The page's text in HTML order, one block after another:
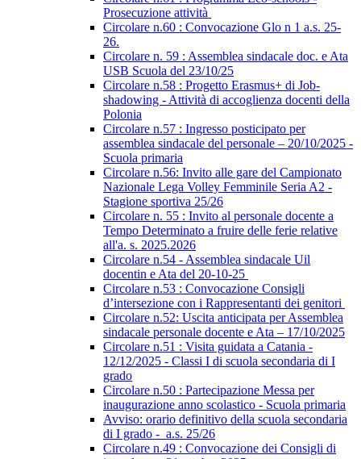
Prosecuzione attività
Circolare n.60 : Convocazione Glo n 1 a.s. 25-
26.
Circolare n. 59 : Assemblea sindacale doc. e Ata
USB Scuola del 23/10/25
Circolare n.58 : Progetto Erasmus+ di Job-
shadowing - Attività di accoglienza docenti della
Polonia
Circolare n.57 : Ingresso posticipato per
assemblea sindacale del personale – 20/10/2025 -
Scuola primaria
Circolare n.56: Invito alle gare del Campionato
Nazionale Lega Volley Femminile Seria A2 -
Stagione sportiva 25/26
Circolare n. 55 : Invito al personale docente a
Tempo Determinato a fruire delle ferie relative
all'a. s. 2025.2026
Circolare n.54 - Assemblea sindacale Uil
docentin e Ata del 20-10-25
Circolare n.53 : Convocazione Consigli
d’intersezione con i Rappresentanti dei genitori
Circolare n.52: Uscita anticipata per Assemblea
sindacale personale docente e Ata – 17/10/2025
Circolare n.51 : Visita guidata a Catania -
12/12/2025 - Classi I di scuola secondaria di I
grado
Circolare n.50 : Partecipazione Messa per
inaugurazione anno scolastico - Scuola primaria
Avviso: orario definitivo della scuola secondaria
di I grado - a.s. 25/26
Circolare n.49 : Convocazione dei Consigli di